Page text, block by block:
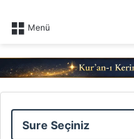
Menü
Sure
Ayet